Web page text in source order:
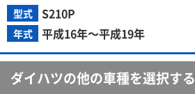
型式 S210P
年式 平成16年～平成19年
ダイハツの他の車種を選択する